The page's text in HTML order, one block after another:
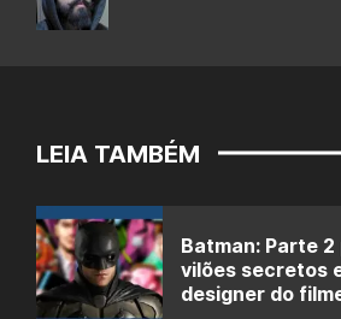
LEIA TAMBÉM
Batman: Parte
vilões secretos
designer do